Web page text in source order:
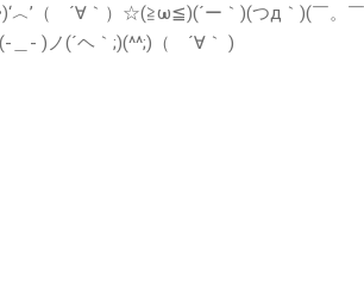
（ ´∀｀）☆(≧ω≦)(´ー｀)(つд｀)(￣。
- )ノ(´ヘ｀;)(^^;)（ ´∀｀ )